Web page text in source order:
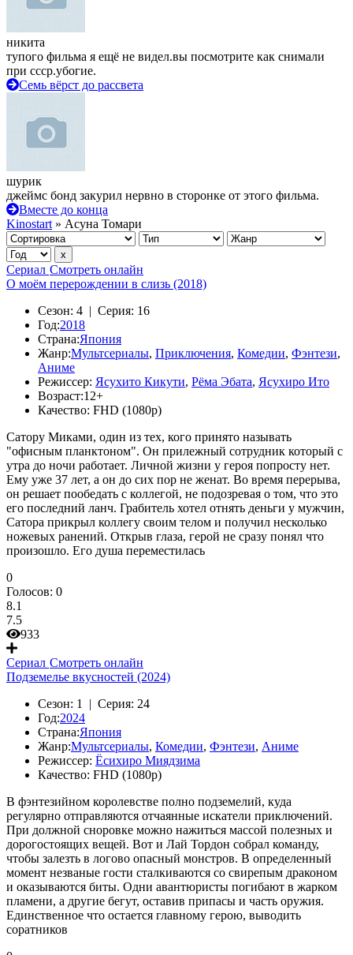
никита
тупого фильма я ещё не видел.вы посмотрите как снимали
при ссср.убогие.
Семь вёрст до рассвета
шурик
джеймс бонд закурил нервно в сторонке от этого фильма.
Вместе до конца
Kinostart » Асуна Томари
Сериал Смотреть онлайн
О моём перерождении в слизь (2018)
Сезон: 4 | Серия: 16
Год:2018
Страна:Япония
Жанр:Мультсериалы, Приключения, Комедии, Фэнтези,
Аниме
Режиссер: Ясухито Кикути, Рёма Эбата, Ясухиро Ито
Возраст:12+
Качество: FHD (1080p)
Сатору Миками, один из тех, кого принято называть
"офисным планктоном". Он прилежный сотрудник который с
утра до ночи работает. Личной жизни у героя попросту нет.
Ему уже 37 лет, а он до сих пор не женат. Во время перерыва,
он решает пообедать с коллегой, не подозревая о том, что это
его последний ланч. Грабитель хотел отнять деньги у мужчин,
Сатора прикрыл коллегу своим телом и получил несколько
ножевых ранений. Открыв глаза, герой не сразу понял что
произошло. Его душа переместилась
0
Голосов: 0
8.1
7.5
933
Сериал Смотреть онлайн
Подземелье вкусностей (2024)
Сезон: 1 | Серия: 24
Год:2024
Страна:Япония
Жанр:Мультсериалы, Комедии, Фэнтези, Аниме
Режиссер: Ёсихиро Миядзима
Качество: FHD (1080p)
В фэнтезийном королевстве полно подземелий, куда
регулярно отправляются отчаянные искатели приключений.
При должной сноровке можно нажиться массой полезных и
дорогостоящих вещей. Вот и Лай Тордон собрал команду,
чтобы залезть в логово опасный монстров. В определенный
момент незваные гости сталкиваются со свирепым драконом
и оказываются биты. Одни авантюристы погибают в жарком
пламени, а другие бегут, оставив припасы и часть оружия.
Единственное что остается главному герою, выводить
соратников